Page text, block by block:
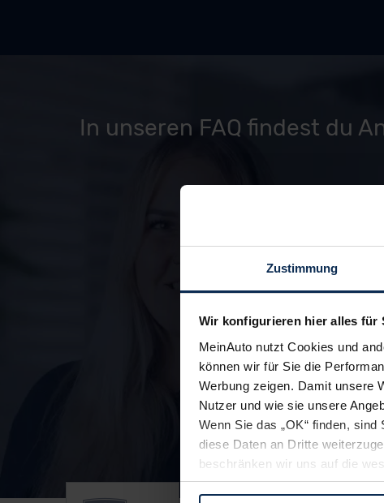
Zustimmung
Wir konfigurieren hier alles für
MeinAuto nutzt Cookies und
können wir für Sie die
Werbung zeigen. Damit unsere
Nutzer und wie sie unsere
Wenn Sie das „OK“ finden,
diese Daten an Dritte
beschränken wir uns auf die
Sie somit nicht perfekt auf dem
In unseren FAQ findest du
Unsere Top Marken